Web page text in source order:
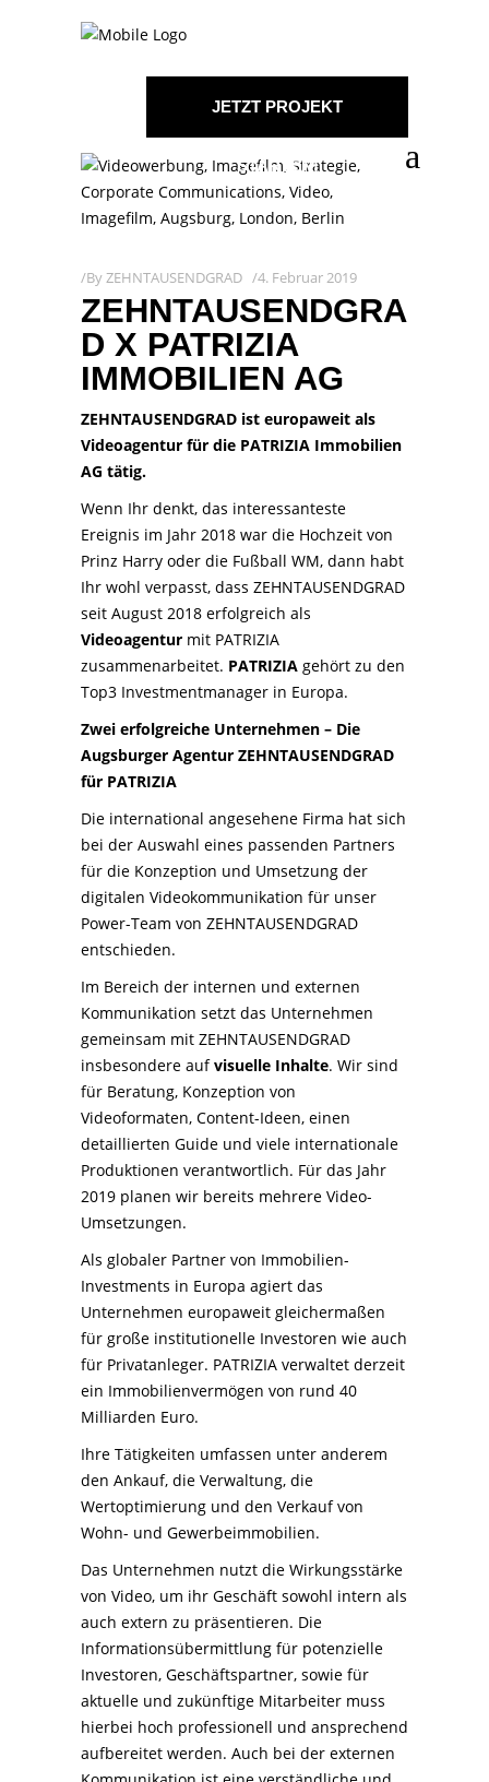
JETZT PROJEKT
STARTEN!
ByZEHNTAUSENDGRAD 4. Februar 2019
ZEHNTAUSENDGRA
D X PATRIZIA
IMMOBILIEN AG
ZEHNTAUSENDGRAD ist europaweit als
Videoagentur für die PATRIZIA Immobilien
AG tätig.
Wenn Ihr denkt, das interessanteste
Ereignis im Jahr 2018 war die Hochzeit von
Prinz Harry oder die Fußball WM, dann habt
Ihr wohl verpasst, dass ZEHNTAUSENDGRAD
seit August 2018 erfolgreich als
Videoagentur mit PATRIZIA
zusammenarbeitet. PATRIZIA gehört zu den
Top3 Investmentmanager in Europa.
Zwei erfolgreiche Unternehmen – Die
Augsburger Agentur ZEHNTAUSENDGRAD
für PATRIZIA
Die international angesehene Firma hat sich
bei der Auswahl eines passenden Partners
für die Konzeption und Umsetzung der
digitalen Videokommunikation für unser
Power-Team von ZEHNTAUSENDGRAD
entschieden.
Im Bereich der internen und externen
Kommunikation setzt das Unternehmen
gemeinsam mit ZEHNTAUSENDGRAD
insbesondere aufvisuelle Inhalte. Wir sind
für Beratung, Konzeption von
Videoformaten, Content-Ideen, einen
detaillierten Guide und viele internationale
Produktionen verantwortlich. Für das Jahr
2019 planen wir bereits mehrere Video-
Umsetzungen.
Als globaler Partner von Immobilien-
Investments in Europa agiert das
Unternehmen europaweit gleichermaßen
für große institutionelle Investoren wie auch
für Privatanleger. PATRIZIA verwaltet derzeit
ein Immobilienvermögen von rund 40
Milliarden Euro.
Ihre Tätigkeiten umfassen unter anderem
den Ankauf, die Verwaltung, die
Wertoptimierung und den Verkauf von
Wohn- und Gewerbeimmobilien.
Das Unternehmen nutzt die Wirkungsstärke
von Video, um ihr Geschäft sowohl intern als
auch extern zu präsentieren. Die
Informationsübermittlung für potenzielle
Investoren, Geschäftspartner, sowie für
aktuelle und zukünftige Mitarbeiter muss
hierbei hoch professionell und ansprechend
aufbereitet werden. Auch bei der externen